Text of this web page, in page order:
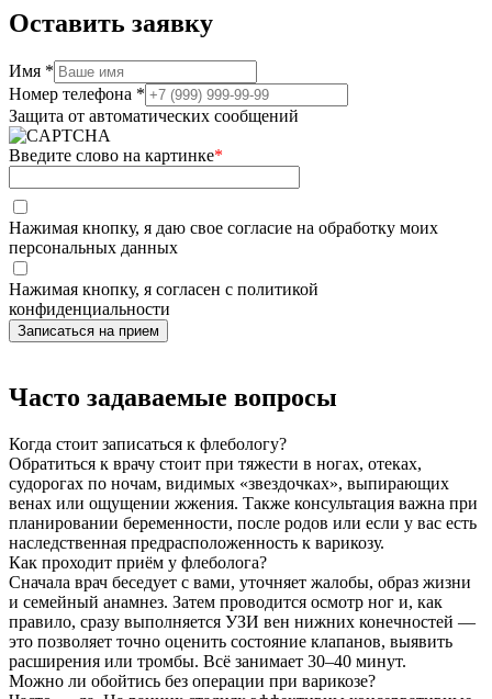
Оставить заявку
Имя *
Номер телефона *
Защита от автоматических сообщений
Введите слово на картинке*
Нажимая кнопку, я даю свое согласие на обработку моих
персональных данных
Нажимая кнопку, я согласен с политикой
конфиденциальности
Часто задаваемые вопросы
Когда стоит записаться к флебологу?
Обратиться к врачу стоит при тяжести в ногах, отеках,
судорогах по ночам, видимых «звездочках», выпирающих
венах или ощущении жжения. Также консультация важна при
планировании беременности, после родов или если у вас есть
наследственная предрасположенность к варикозу.
Как проходит приём у флеболога?
Сначала врач беседует с вами, уточняет жалобы, образ жизни
и семейный анамнез. Затем проводится осмотр ног и, как
правило, сразу выполняется УЗИ вен нижних конечностей —
это позволяет точно оценить состояние клапанов, выявить
расширения или тромбы. Всё занимает 30–40 минут.
Можно ли обойтись без операции при варикозе?